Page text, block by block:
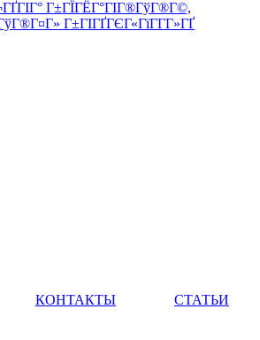
КОНТАКТЫ СТАТЬИ